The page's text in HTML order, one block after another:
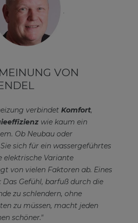
VON
verbindet Komfort,
wie kaum ein
Ob Neubau oder
sich für ein wassergeführtes
elektrische Variante
von vielen Faktoren ab. Eines
Das Gefühl, barfuß durch die
zu schlendern, ohne
zu müssen, macht jeden
schöner."